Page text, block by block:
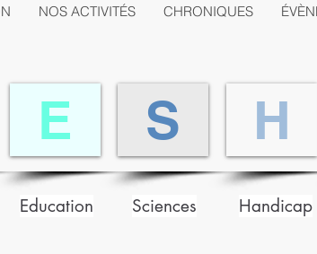
NOS ACTIVITÉS CHRONIQUES
E S H
Education Sciences Handicap